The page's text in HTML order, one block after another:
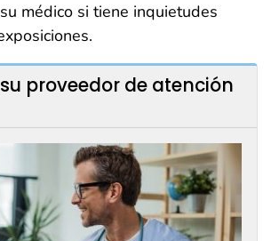
médico si tiene inquietudes
proveedor de atención